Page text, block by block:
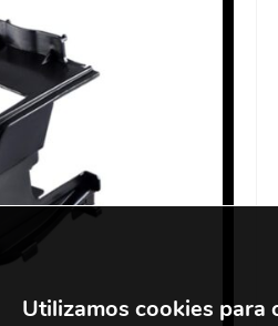
Utilizamos cookies para